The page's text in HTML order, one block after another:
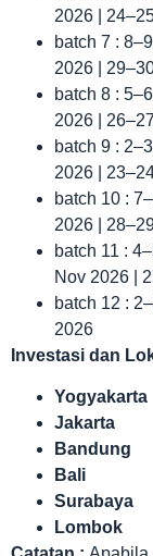
2026 |
batch 7 :
2026 |
batch 8 :
2026 |
batch 9 :
2026 |
batch 10 :
2026 |
batch 11 :
Nov 2026 |
batch 12 :
2026
Investasi dan
Yogyakarta
Jakarta
Bandung
Bali
Surabaya
Lombok